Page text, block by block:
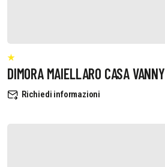
DIMORA MAIELLARO CASA VANNY
Richiedi informazioni